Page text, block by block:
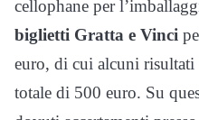
cellophane per
biglietti Gratta e Vinci
euro, di cui alcuni risultati
totale di 500 euro. Su